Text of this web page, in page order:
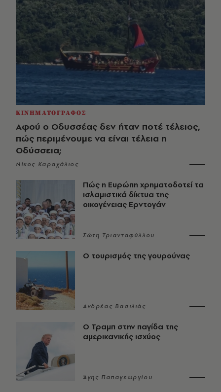
ΚΙΝΗΜΑΤΟΓΡΑΦΟΣ
Αφού ο Οδυσσέας δεν ήταν ποτέ τέλειος,
πώς περιμένουμε να είναι τέλεια η
Οδύσσεια;
Νίκος Καραχάλιος
Πώς η Ευρώπη χρηματοδοτεί τα
ισλαμιστικά δίκτυα της
οικογένειας Ερντογάν
Σώτη Τριανταφύλλου
Ο τουρισμός της γουρούνας
Ανδρέας Βασιλιάς
Ο Τραμπ στην παγίδα της
αμερικανικής ισχύος
Άγης Παπαγεωργίου